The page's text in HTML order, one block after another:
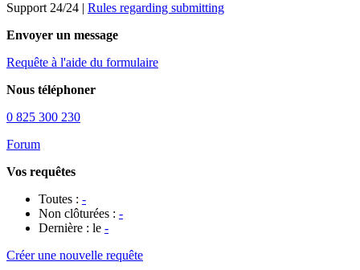
Support 24/24 | Rules regarding submitting
Envoyer un message
Requête à l'aide du formulaire
Nous téléphoner
0 825 300 230
Forum
Vos requêtes
Toutes : -
Non clôturées : -
Dernière : le -
Créer une nouvelle requête